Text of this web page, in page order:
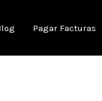
Pagar Facturas